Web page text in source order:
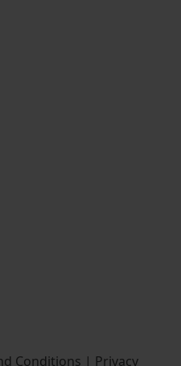
Conditions | Privacy